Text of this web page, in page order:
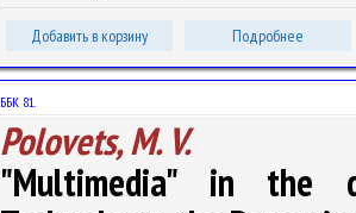
Добавить в корзину Подробнее
ББК 81.
Polovets, M. V.
"Multimedia" in the